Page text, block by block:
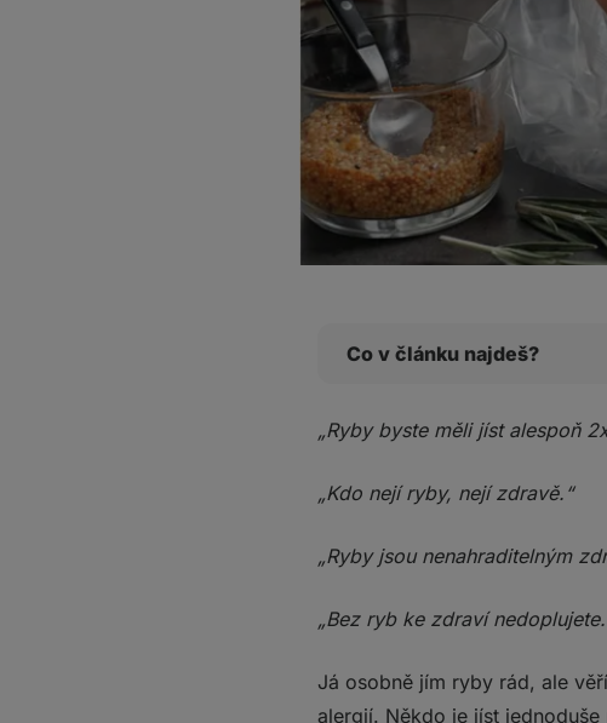
Co v článku najdeš?
V čem jsou ryby po
Je možné najít
Kdo hledá, ten najde!
„Ryby byste měli jíst alespoň
„Kdo nejí ryby, nejí zdravě.“
„Ryby jsou nenahraditelným
„Bez ryb ke zdraví
Já osobně jím ryby rád, ale
alergií. Někdo je jíst